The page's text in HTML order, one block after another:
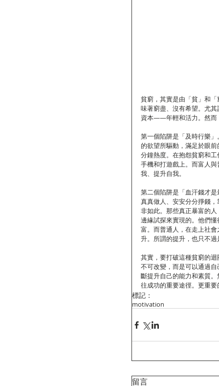
貧窮，其實是由「貧」和
味著窮盡、沒有希望。尤
資本——年輕和活力。然而
第一個陷阱是「及時行樂
的欲望所驅動，滿足於眼
分鐘熱度。在抱怨貧窮和
手機和打遊戲上。而富人
我、提升自我。
第二個陷阱是「血汗錢才
真真做人、安安分分掙錢
非如此。那些真正暴富的
邊緣試探來實現的。他們
富。而普通人，在走上社
升。所謂的提升，也只不過
其實，要打破這種貧窮的
不可改變，而是可以通過
斷提升自己的能力和素質
往成功的重要途徑。更重要
標記：
motivation
留言